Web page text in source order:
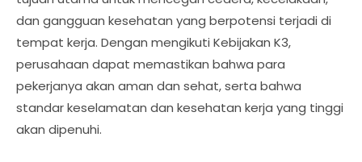
dan gangguan kesehatan yang berpotensi terjadi di
tempat kerja. Dengan mengikuti Kebijakan K3,
perusahaan dapat memastikan bahwa para
pekerjanya akan aman dan sehat, serta bahwa
standar keselamatan dan kesehatan kerja yang tinggi
akan dipenuhi.